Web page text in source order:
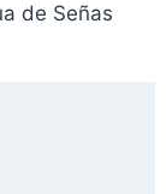
de Señas